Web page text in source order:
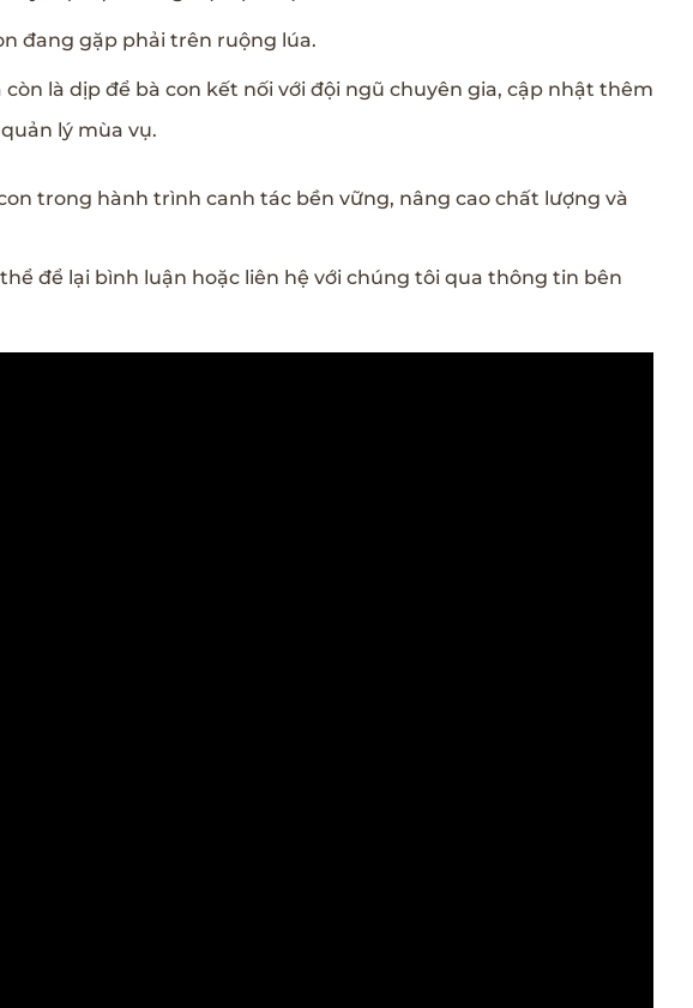
đang gặp phải trên ruộng lúa.
là dịp để bà con kết nối với đội ngũ chuyên gia, cập nhật thêm
lý mùa vụ.
trong hành trình canh tác bền vững, nâng cao chất lượng và
để lại bình luận hoặc liên hệ với chúng tôi qua thông tin bên